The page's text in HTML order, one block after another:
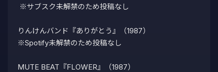
※サブスク未解禁のため投稿なし
りんけんバンド『ありがとう』（1987）
※Spotify未解禁のため投稿なし
MUTE BEAT『FLOWER』（1987）